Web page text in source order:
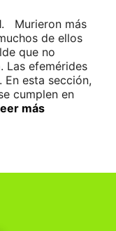
Murieron más
de ellos
que no
Las efemérides
En esta sección,
cumplen en
más